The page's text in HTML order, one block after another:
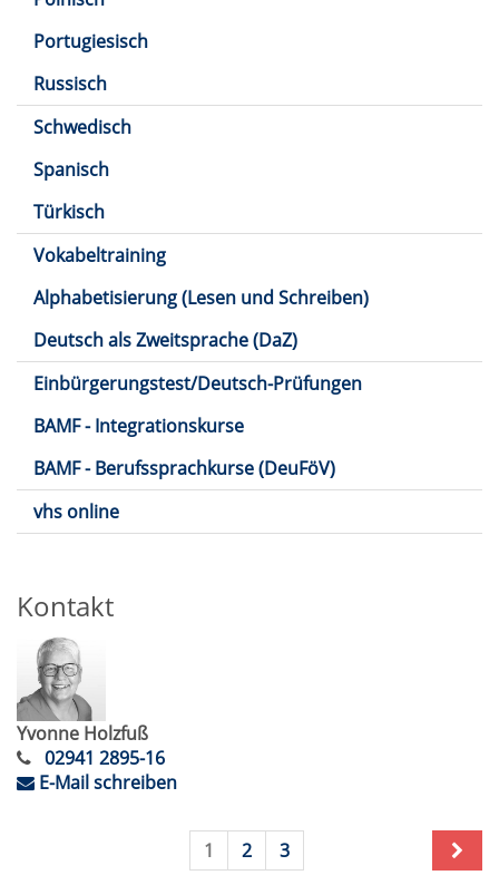
Portugiesisch
Russisch
Schwedisch
Spanisch
Türkisch
Vokabeltraining
Alphabetisierung (Lesen und Schreiben)
Deutsch als Zweitsprache (DaZ)
Einbürgerungstest/Deutsch-Prüfungen
BAMF - Integrationskurse
BAMF - Berufssprachkurse (DeuFöV)
vhs online
Kontakt
Yvonne Holzfuß
02941 2895-16
E-Mail schreiben
1 2 3